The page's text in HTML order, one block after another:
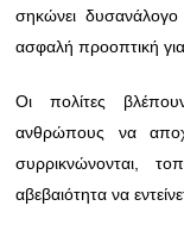
σηκώνει
ασφαλή προοπτική
Οι πολίτες
ανθρώπους να
συρρικνώνονται,
αβεβαιότητα να